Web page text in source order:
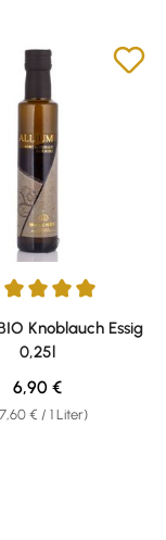
5 SternenBewertung
Knoblauch Essig
0,25l
€ / 1 Liter)
Regulärer Preis:
6,90 €